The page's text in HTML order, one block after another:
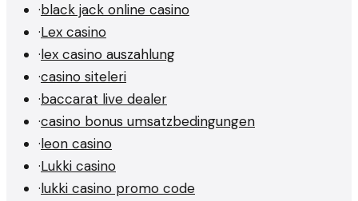
·black jack online casino
·Lex casino
·lex casino auszahlung
·casino siteleri
·baccarat live dealer
·casino bonus umsatzbedingungen
·leon casino
·Lukki casino
·lukki casino promo code